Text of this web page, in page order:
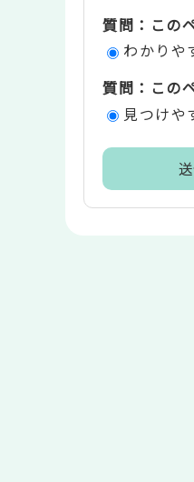
評
エ
質問：この
わかりや
質問：この
見つけや